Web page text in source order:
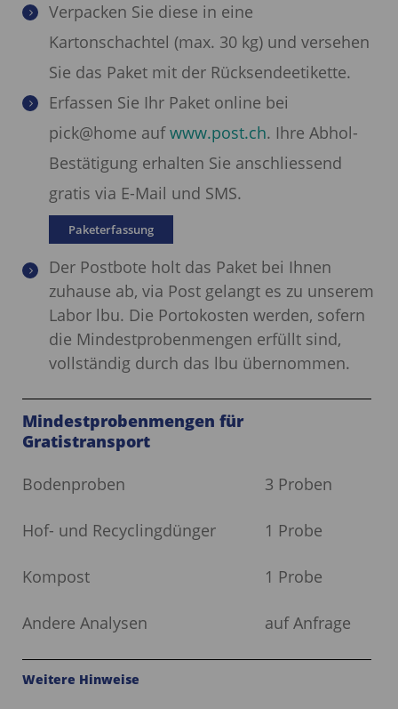
Verpacken Sie diese in eine
Kartonschachtel (max. 30 kg) und versehen
Sie das Paket mit der Rücksendeetikette.
Erfassen Sie Ihr Paket online bei
pick@home aufwww.post.ch. Ihre Abhol-
Bestätigung erhalten Sie anschliessend
gratis via E-Mail und SMS.
Paketerfassung
Der Postbote holt das Paket bei Ihnen
zuhause ab, via Post gelangt es zu unserem
Labor lbu. Die Portokosten werden, sofern
die Mindestprobenmengen erfüllt sind,
vollständig durch das lbu übernommen.
Mindestprobenmengen für
Gratistransport
Bodenproben
3 Proben
Hof- und Recyclingdünger 1 Probe
Kompost 1 Probe
Andere Analysen auf Anfrage
Weitere Hinweise